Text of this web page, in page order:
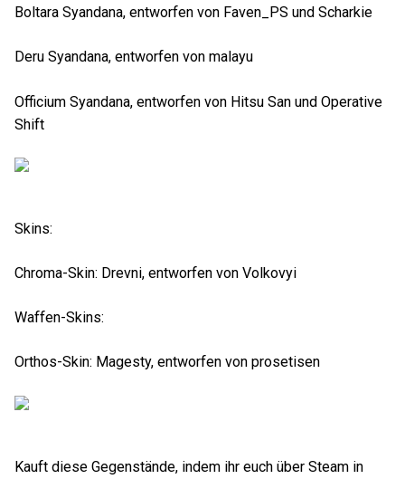
Boltara Syandana, entworfen von Faven_PS und Scharkie
Deru Syandana, entworfen von malayu
Officium Syandana, entworfen von Hitsu San und Operative
Shift
Skins:
Chroma-Skin: Drevni, entworfen von Volkovyi
Waffen-Skins:
Orthos-Skin: Magesty, entworfen von prosetisen
Kauft diese Gegenstände, indem ihr euch über Steam in